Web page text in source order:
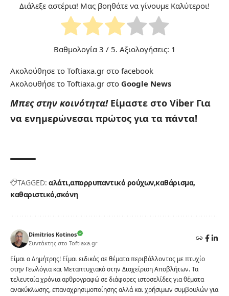
Διάλεξε αστέρια! Μας βοηθάτε να γίνουμε Καλύτεροι!
Βαθμολογία 3 / 5. Αξιολογήσεις: 1
Ακολούθησε το Toftiaxa.gr στο facebook
Ακολουθήσε το Toftiaxa.gr στο Google News
Μπες στην κοινότητα! Είμαστε στο Viber Για
να ενημερώνεσαι πρώτος για τα πάντα!
TAGGED: αλάτιαπορρυπαντικό ρούχων καθάρισμα
καθαριστικό σκόνη
Dimitrios Kotinos
Συντάκτης στο Toftiaxa.gr
Είμαι ο Δημήτρης! Είμαι ειδικός σε θέματα περιβάλλοντος με πτυχίο
στην Γεωλόγια και Μεταπτυχιακό στην Διαχείριση Αποβλήτων. Τα
τελευταία χρόνια αρθρογραφώ σε διάφορες ιστοσελίδες για θέματα
ανακύκλωσης, επαναχρησιμοποίησης αλλά και χρήσιμων συμβουλών για